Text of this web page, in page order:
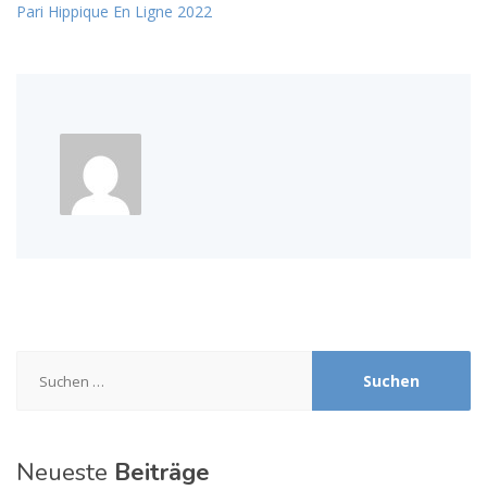
Pari Hippique En Ligne 2022
nach:
Neueste Beiträge